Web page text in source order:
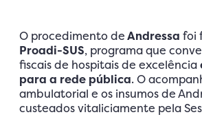
O procedimento deAndressa foi
Proadi-SUS, programa que
fiscais de hospitais de excelência
para a rede pública. O
ambulatorial e os insumos de
custeados vitaliciamente pela